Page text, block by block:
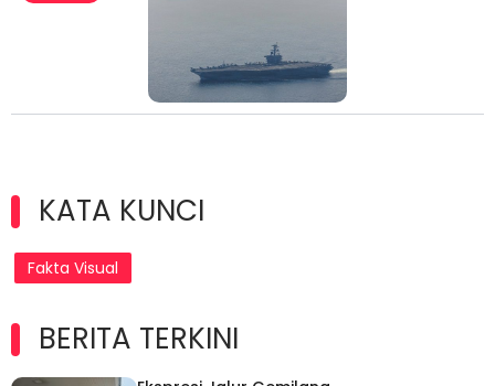
KATA KUNCI
Fakta Visual
BERITA TERKINI